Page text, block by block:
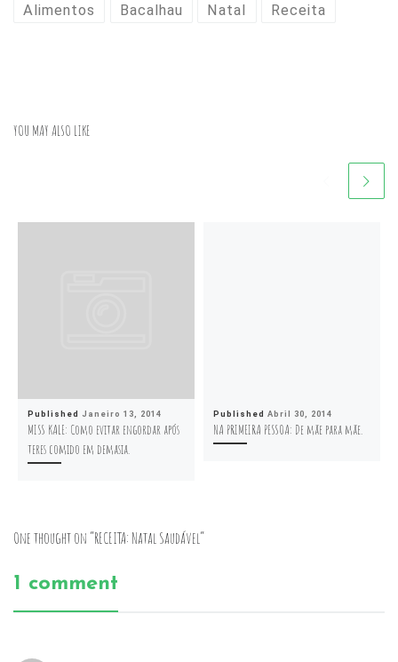
Alimentos Bacalhau Natal Receita
YOU MAY ALSO LIKE
Published Janeiro 13, 2014
MISS KALE: Como evitar engordar após
teres comido em demasia.
Published Abril 30, 2014
NA PRIMEIRA PESSOA: De mãe para mãe.
One thought on “RECEITA: Natal Saudável”
1 comment